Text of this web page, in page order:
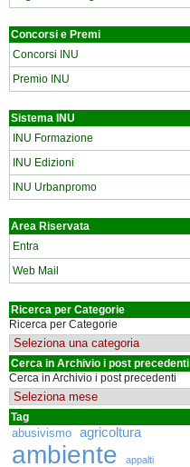
Concorsi e Premi
Concorsi INU
Premio INU
Sistema INU
INU Formazione
INU Edizioni
INU Urbanpromo
Area Riservata
Entra
Web Mail
Ricerca per Categorie
Ricerca per Categorie
Cerca in Archivio i post precedenti
Cerca in Archivio i post precedenti
Tag
abusivismo agricoltura
ambiente appalti